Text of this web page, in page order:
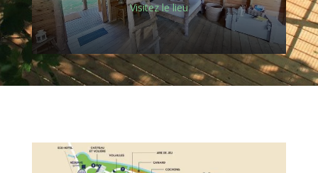
Visitez le lieu